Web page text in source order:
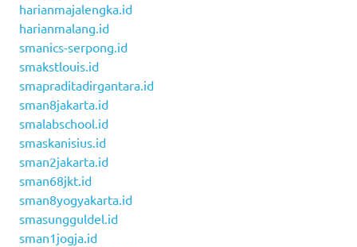
harianmajalengka.id
harianmalang.id
smanics-serpong.id
smakstlouis.id
smapraditadirgantara.id
sman8jakarta.id
smalabschool.id
smaskanisius.id
sman2jakarta.id
sman68jkt.id
sman8yogyakarta.id
smasungguldel.id
sman1jogja.id